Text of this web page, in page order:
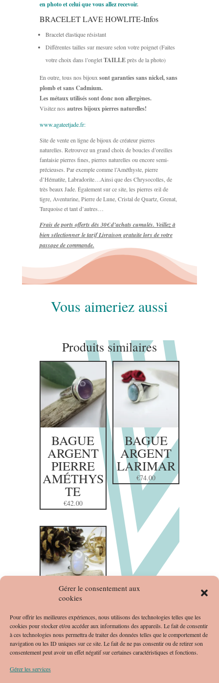
Gérer le consentement aux
cookies
Pour offrir les meilleures expériences, nous utilisons des technologies telles que les
cookies pour stocker et/ou accéder aux informations des appareils. Le fait de consentir
à ces technologies nous permettra de traiter des données telles que le comportement de
navigation ou les ID uniques sur ce site. Le fait de ne pas consentir ou de retirer son
consentement peut avoir un effet négatif sur certaines caractéristiques et fonctions.
Gérer les services
en photo et celui que vous allez recevoir.
BRACELET LAVE HOWLITE-Infos
Bracelet élastique résistant
Différentes tailles sur mesure selon votre poignet (Faites
votre choix dans l’ongletTAILLEprès de la photo)
En outre, tous nos bijouxsont garanties sans nickel, sans
plomb et sans Cadmium.
Les métaux utilisés sont donc non allergènes.
Visitez nos autres bijoux pierres naturelles!
www.agateetjade.fr:
Site de vente en ligne de bijoux de créateur pierres
naturelles. Retrouvez un grand choix de boucles d’oreilles
fantaisie pierres fines, pierres naturelles ou encore semi-
précieuses. Par exemple comme l’Améthyste, pierre
d’Hématite, Labradorite…Ainsi que des Chrysocolles, de
très beaux Jade. Également sur ce site, les pierres œil de
tigre, Aventurine, Pierre de Lune, Cristal de Quartz, Grenat,
Turquoise et tant d’autres…
Frais de ports offerts dès 30€ d’achats cumulés. Veillez à
bien sélectionner le tarif Livraison gratuite lors de votre
passage de commande.
Vous aimeriez aussi
Produits similaires
BAGUE
ARGENT
PIERRE
AMÉTHYS
TE
€42.00
BAGUE
ARGENT
LARIMAR
€74.00
BAGUE
PIERRE DE
LUNE
€72.00